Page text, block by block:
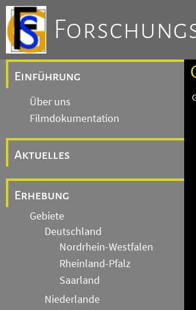
Einführung
Über uns
Filmdokumentation
Aktuelles
Erhebung
Gebiete
Deutschland
Nordrhein-Westfalen
Rheinland-Pfalz
Saarland
Niederlande